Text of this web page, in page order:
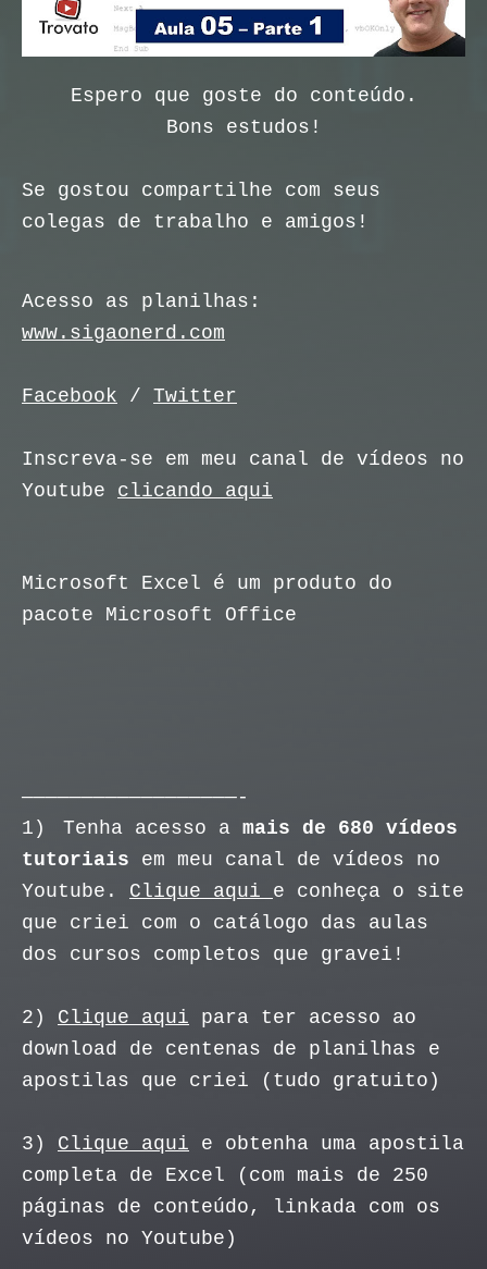
Espero que goste do conteúdo.
Bons estudos!
Se gostou compartilhe com seus
colegas de trabalho e amigos!
Acesso as planilhas:
www.sigaonerd.com
Facebook / Twitter
Inscreva-se em meu canal de vídeos no
Youtube clicando aqui
Microsoft Excel é um produto do
pacote Microsoft Office
——————————————————-
1)
Tenha acesso a mais de 680 vídeos
tutoriais em meu canal de vídeos no
Youtube. Clique aqui e conheça o site
que criei com o catálogo das aulas
dos cursos completos que gravei!
2) Clique aqui para ter acesso ao
download de centenas de planilhas e
apostilas que criei (tudo gratuito)
3) Clique aqui e obtenha uma apostila
completa de Excel (com mais de 250
páginas de conteúdo, linkada com os
vídeos no Youtube)